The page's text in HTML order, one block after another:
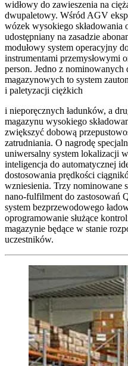
widłowy do zawieszenia na
dwupaletowy. Wśród AGV
wózek wysokiego składowania
udostępniany na zasadzie
modułowy system operacyjny
instrumentami przemysłowymi
person. Jedno z nominowanych
magazynowych to system
i paletyzacji ciężkich
i nieporęcznych ładunków, a
magazynu wysokiego
zwiększyć dobową
zatrudniania. O nagrodę
uniwersalny system lokalizacji
inteligencja do automatycznej
dostosowania prędkości
wzniesienia. Trzy nominowane
nano-fulfilment do zastosowań
system bezprzewodowego
oprogramowanie służące
magazynie będące w stanie
uczestników.